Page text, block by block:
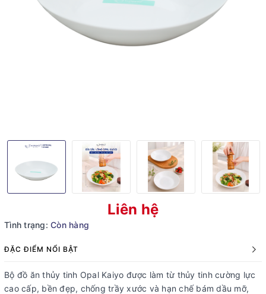
Liên hệ
Tình trạng: Còn hàng
ĐẶC ĐIỂM NỔI BẬT
Bộ đồ ăn thủy tinh Opal Kaiyo được làm từ thủy tinh cường lực
cao cấp, bền đẹp, chống trầy xước và hạn chế bám dầu mỡ,